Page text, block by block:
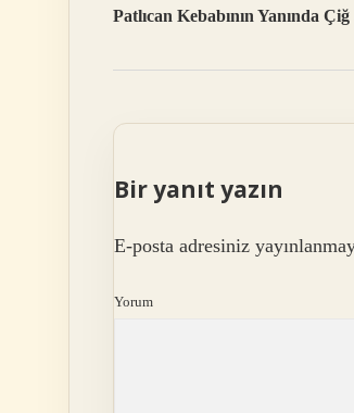
Patlıcan Kebabının Yanında
Bir yanıt yazın
E-posta adresiniz
Yorum